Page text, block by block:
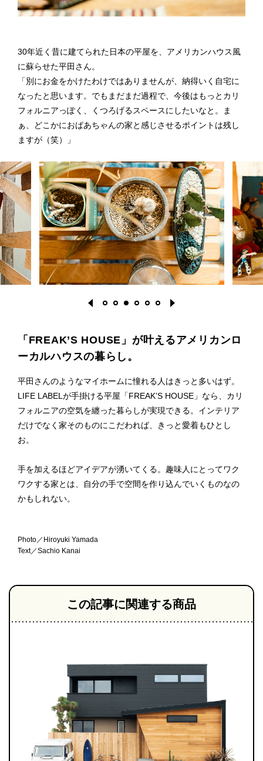
30年近く昔に建てられた日本の平屋を、アメリカンハウス風
に蘇らせた平田さん。
「別にお金をかけたわけではありませんが、納得いく自宅に
なったと思います。でもまだまだ過程で、今後はもっとカリ
フォルニアっぽく、くつろげるスペースにしたいなと。ま
ぁ、どこかにおばあちゃんの家と感じさせるポイントは残し
ますが（笑）」
「FREAK’S HOUSE」が叶えるアメリカンロ
ーカルハウスの暮らし。
平田さんのようなマイホームに憧れる人はきっと多いはず。
LIFE LABELが手掛ける平屋「FREAK’S HOUSE」なら、カリ
フォルニアの空気を纏った暮らしが実現できる。インテリア
だけでなく家そのものにこだわれば、きっと愛着もひとし
お。
手を加えるほどアイデアが湧いてくる。趣味人にとってワク
ワクする家とは、自分の手で空間を作り込んでいくものなの
かもしれない。
Photo／Hiroyuki Yamada
Text／Sachio Kanai
この記事に関連する商品